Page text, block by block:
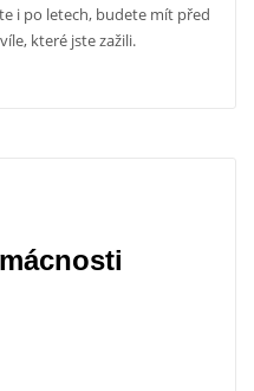
i po letech, budete mít před
které jste zažili.